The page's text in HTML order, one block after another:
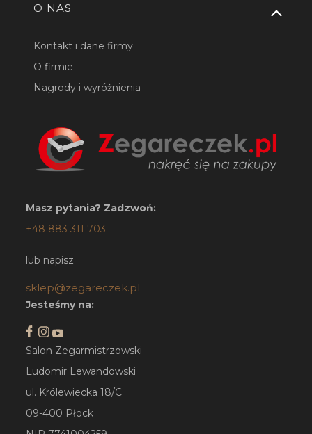
O NAS
Kontakt i dane firmy
O firmie
Nagrody i wyróżnienia
Masz pytania? Zadzwoń:
+48 883 311 703
lub napisz
sklep@zegareczek.pl
Jesteśmy na:
Salon Zegarmistrzowski
Ludomir Lewandowski
ul. Królewiecka 18/C
09-400 Płock